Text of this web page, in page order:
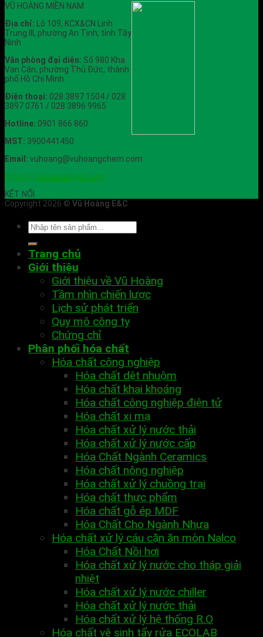
VŨ HOÀNG MIỀN NAM
Địa chỉ: Lô 109, KCX&CN Linh
Trung III, phường An Tịnh, tỉnh Tây
Ninh
Văn phòng đại diện: Số 980 Kha
Vạn Cân, phường Thủ Đức, thành
phố Hồ Chí Minh
Điện thoại: 028 3897 1504 / 028
3897 0761 / 028 3896 9965
Hotline: 0901 866 860
MST: 3900441450
Email: vuhoang@vuhoangchem.com
https://vuhoangchem.com
KẾT NỐI
Copyright 2026 © Vũ Hoàng E&C
Trang chủ
Giới thiệu
Giới thiệu về Vũ Hoàng
Tầm nhìn chiến lược
Lịch sử phát triển
Quy mô công ty
Chứng chỉ
Phân phối hóa chất
Hóa chất công nghiệp
Hóa chất dệt nhuộm
Hóa chất khai khoáng
Hóa chất công nghiệp điện tử
Hóa chất xi mạ
Hóa chất xử lý nước thải
Hóa chất xử lý nước cấp
Hóa Chất Ngành Ceramics
Hóa chất nông nghiệp
Hóa chất xử lý chuồng trại
Hóa chất thực phẩm
Hóa chất gỗ ép MDF
Hóa Chất Cho Ngành Nhựa
Hóa chất xử lý cáu cặn ăn mòn Nalco
Hóa Chất Nồi hơi
Hóa chất xử lý nước cho tháp giải
nhiệt
Hóa chất xử lý nước chiller
Hóa chất xử lý nước thải
Hóa chất xử lý hệ thống R.O
Hóa chất vệ sinh tẩy rửa ECOLAB